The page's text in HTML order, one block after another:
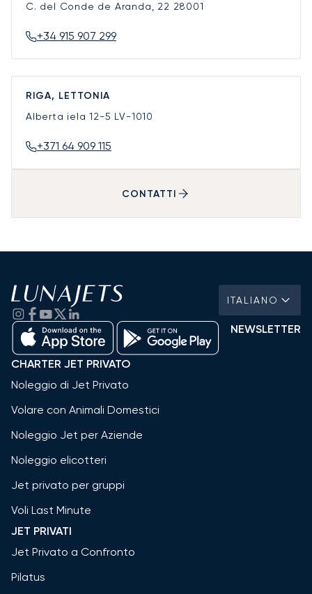
C. del Conde de Aranda, 22 28001
+34 915 907 299
RIGA, LETTONIA
Alberta iela 12-5 LV-1010
+371 64 909 115
CONTATTI
ITALIANO
NEWSLETTER
CHARTER JET PRIVATO
Noleggio di Jet Privato
Volare con Animali Domestici
Noleggio Jet per Aziende
Noleggio elicotteri
Jet privato per gruppi
Voli Last Minute
JET PRIVATI
Jet Privato a Confronto
Pilatus